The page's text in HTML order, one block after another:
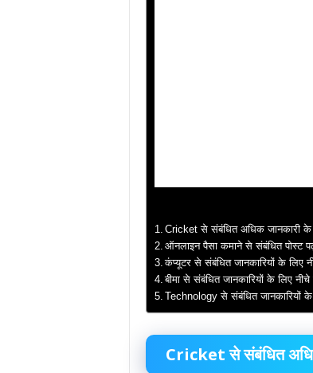
Cricket से संबंधित अधिक जानकारी
ऑनलाइन पैसा कमाने से संबंधित पोस्ट
कंप्यूटर से संबंधित जानकारियों के
बीमा से संबंधित जानकारियों के लिए
Technology से संबंधित
Cricket से संबंधित